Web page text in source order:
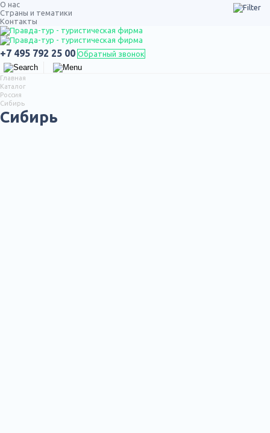
О нас
Страны и тематики
Контакты
ТУРЫ ПО РОССИИ
+7 495 792 25 00 Обратный звонок
Главная
Каталог
Россия
Сибирь
Сибирь